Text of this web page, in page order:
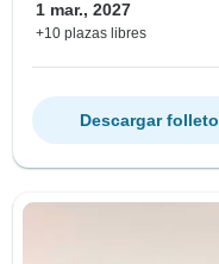
1 mar., 2027
+10 plazas libres
Descargar folleto